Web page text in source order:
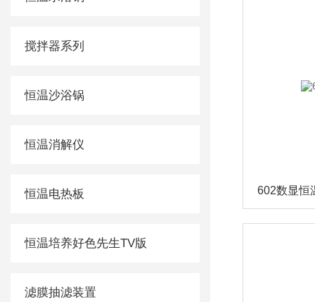
搅拌器系列
恒温沙浴锅
恒温消解仪
恒温电热板
恒温培养好色先生TV版
滤膜抽滤装置
602数显恒